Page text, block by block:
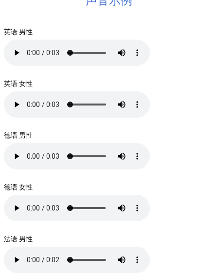
英语 男性
英语 女性
德语 男性
德语 女性
法语 男性